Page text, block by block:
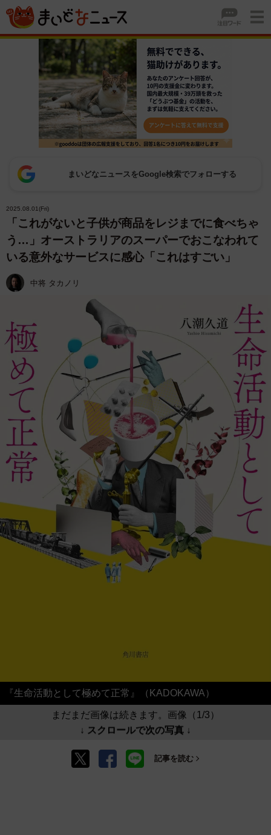
まいどなニュースをGoogle検索でフォローする
2025.08.01(Fri)
「これがないと子供が商品をレジまでに食べちゃ
う…」オーストラリアのスーパーでおこなわれて
いる意外なサービスに感心「これはすごい」
中将 タカノリ
『生命活動として極めて正常』（KADOKAWA）
まだまだ画像は続きます。画像（1/3）
↓ スクロールで次の写真 ↓
記事を読む